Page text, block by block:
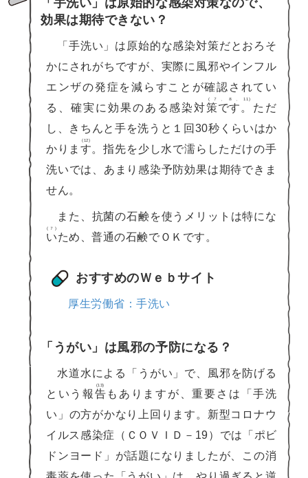
「手洗い」は原始的な感染対策なので、
効果は期待できない？
「手洗い」は原始的な感染対策だとおろそ
かにされがちですが、実際に風邪やインフル
エンザの発症を減らすことが確認されてい
る、確実に効果のある感染対策です。
(７、８、11)
ただ
し、きちんと手を洗うと１回30秒くらいはか
かりま す
(12)
。指先を少し水で濡らしただけの手
洗いでは、あまり感染予防効果は期待できま
せん。
また、抗菌の石鹸を使うメリットは特にな
い
(７)
ため、普通の石鹸でＯＫです。
おすすめのＷｅｂサイト
厚生労働省：手洗い
「うがい」は風邪の予防になる？
水道水による「うがい」で、風邪を防げる
という報 告
(13)
もありますが、重要さは「手洗
い」の方がかなり上回ります。新型コロナウ
イルス感染症（ＣＯＶＩＤ－19）では「ポビ
ドンヨード」が話題になりましたが、この消